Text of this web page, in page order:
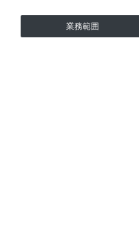
業務範囲